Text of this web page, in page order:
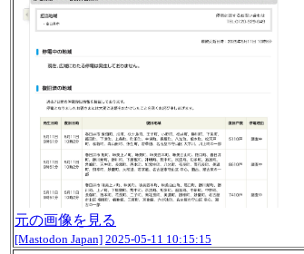
元の画像を見る
[Mastodon Japan] 2025-05-11 10:15:15